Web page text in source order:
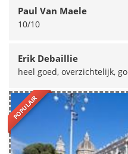
Paul Van Maele
10/10
Erik Debaillie
heel goed, overzichtelijk,
POPULAIR